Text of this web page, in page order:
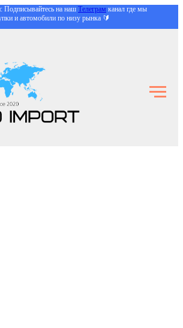
Подписывайтесь на наш Телеграм канал где мы
и автомобили по низу рынка 🔰